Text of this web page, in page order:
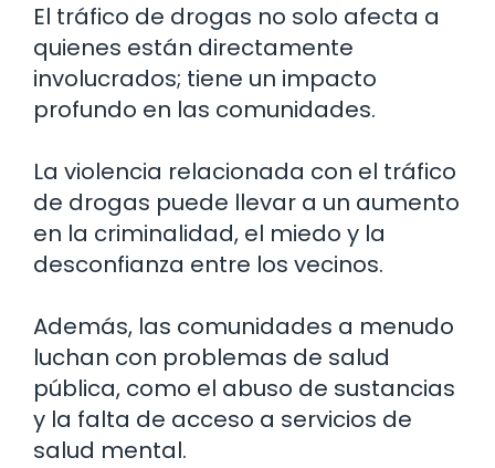
El tráfico de drogas no solo afecta a
quienes están directamente
involucrados; tiene un impacto
profundo en las comunidades.
La violencia relacionada con el tráfico
de drogas puede llevar a un aumento
en la criminalidad, el miedo y la
desconfianza entre los vecinos.
Además, las comunidades a menudo
luchan con problemas de salud
pública, como el abuso de sustancias
y la falta de acceso a servicios de
salud mental.